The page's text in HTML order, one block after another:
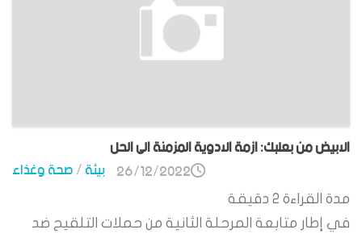
الابيض من بعلبك: ازمة الادوية المزمنة الى الحل
بيئة/صحة وغذاء 26/12/2022
مدة القراءة 2 دقيقة
في إطار متابعة المرحلة الثانية من حملات التلقيح ضد